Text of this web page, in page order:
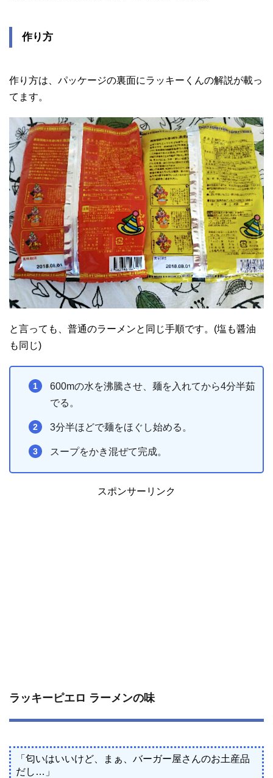
作り方
作り方は、パッケージの裏面にラッキーくんの解説が載っ
てます。
と言っても、普通のラーメンと同じ手順です。(塩も醤油
も同じ)
600mの水を沸騰させ、麺を入れてから4分半茹
でる。
3分半ほどで麺をほぐし始める。
スープをかき混ぜて完成。
スポンサーリンク
ラッキーピエロ ラーメンの味
「匂いはいいけど、まぁ、バーガー屋さんのお土産品
だし…」